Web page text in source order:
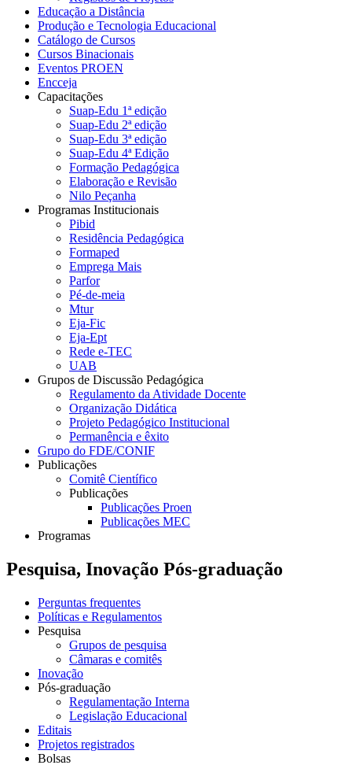
Educação a Distância
Produção e Tecnologia Educacional
Catálogo de Cursos
Cursos Binacionais
Eventos PROEN
Encceja
Capacitações
Suap-Edu 1ª edição
Suap-Edu 2ª edição
Suap-Edu 3ª edição
Suap-Edu 4ª Edição
Formação Pedagógica
Elaboração e Revisão
Nilo Peçanha
Programas Institucionais
Pibid
Residência Pedagógica
Formaped
Emprega Mais
Parfor
Pé-de-meia
Mtur
Eja-Fic
Eja-Ept
Rede e-TEC
UAB
Grupos de Discussão Pedagógica
Regulamento da Atividade Docente
Organização Didática
Projeto Pedagógico Institucional
Permanência e êxito
Grupo do FDE/CONIF
Publicações
Comitê Científico
Publicações
Publicações Proen
Publicações MEC
Programas
Pesquisa, Inovação Pós-graduação
Perguntas frequentes
Políticas e Regulamentos
Pesquisa
Grupos de pesquisa
Câmaras e comitês
Inovação
Pós-graduação
Regulamentação Interna
Legislação Educacional
Editais
Projetos registrados
Bolsas